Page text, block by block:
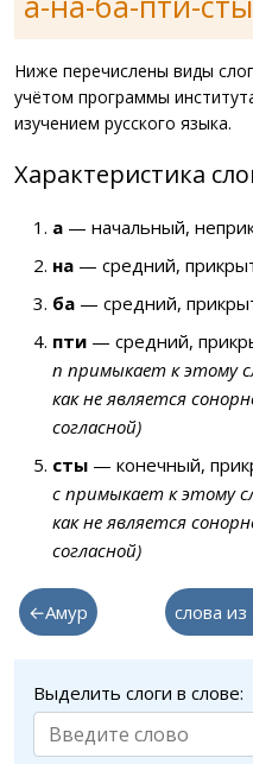
Ниже перечислены виды
учётом программы
изучением русского языка.
Характеристика
а — начальный,
на — средний,
ба — средний,
пти — средний,
п примыкает к этому
как не является
согласной)
сты — конечный,
с примыкает к этому
как не является
согласной)
←Амур слова из
Выделить слоги в слове: